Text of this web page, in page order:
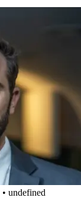
• undefined